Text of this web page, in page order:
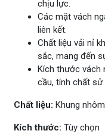
chịu lực.
Các mặt vách
liên kết.
Chất liệu vải nỉ
sắc, mang đến
Kích thước vách
cầu, tính chất sử
Chất liệu: Khung
Kích thước: Tùy chọn